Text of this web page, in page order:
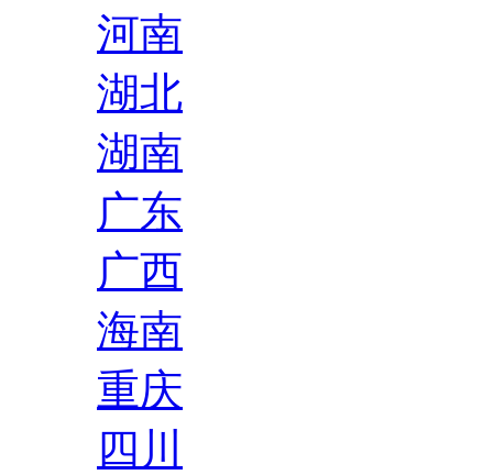
河南
湖北
湖南
广东
广西
海南
重庆
四川